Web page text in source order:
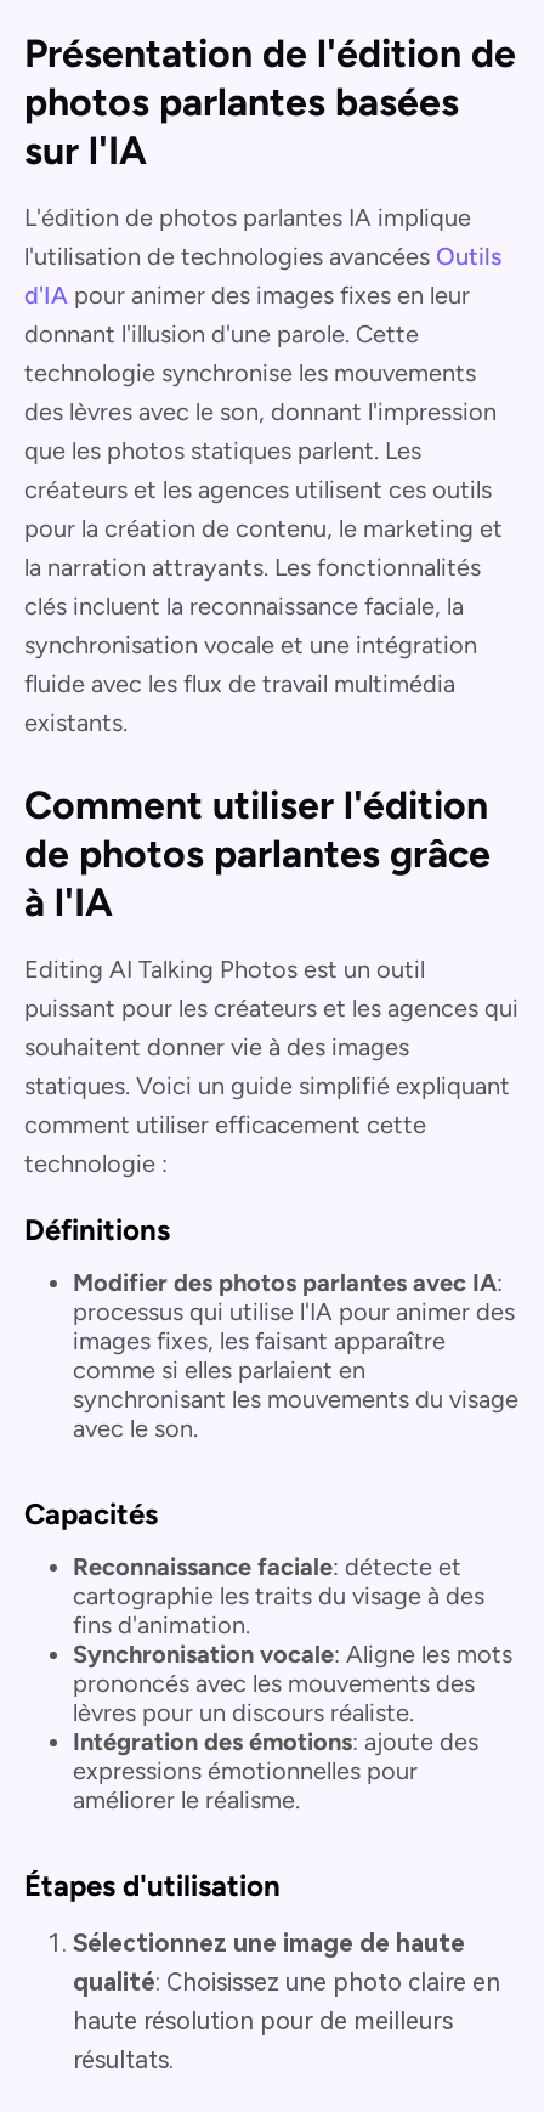
Présentation de l'édition de
photos parlantes basées
sur l'IA
L'édition de photos parlantes IA implique
l'utilisation de technologies avancées Outils
d'IA pour animer des images fixes en leur
donnant l'illusion d'une parole. Cette
technologie synchronise les mouvements
des lèvres avec le son, donnant l'impression
que les photos statiques parlent. Les
créateurs et les agences utilisent ces outils
pour la création de contenu, le marketing et
la narration attrayants. Les fonctionnalités
clés incluent la reconnaissance faciale, la
synchronisation vocale et une intégration
fluide avec les flux de travail multimédia
existants.
Comment utiliser l'édition
de photos parlantes grâce
à l'IA
Editing AI Talking Photos est un outil
puissant pour les créateurs et les agences qui
souhaitent donner vie à des images
statiques. Voici un guide simplifié expliquant
comment utiliser efficacement cette
technologie :
Définitions
Modifier des photos parlantes avec IA:
processus qui utilise l'IA pour animer des
images fixes, les faisant apparaître
comme si elles parlaient en
synchronisant les mouvements du visage
avec le son.
Capacités
Reconnaissance faciale: détecte et
cartographie les traits du visage à des
fins d'animation.
Synchronisation vocale: Aligne les mots
prononcés avec les mouvements des
lèvres pour un discours réaliste.
Intégration des émotions: ajoute des
expressions émotionnelles pour
améliorer le réalisme.
Étapes d'utilisation
Sélectionnez une image de haute
qualité: Choisissez une photo claire en
haute résolution pour de meilleurs
résultats.